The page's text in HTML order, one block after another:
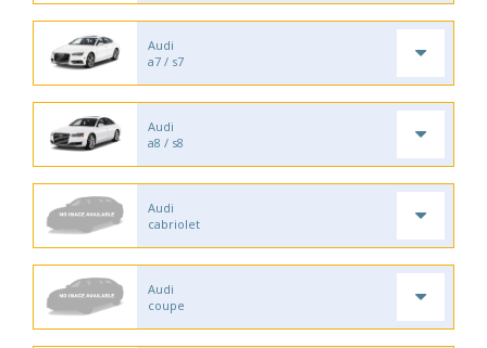
Audi
a7 / s7
Audi
a8 / s8
Audi
cabriolet
Audi
coupe